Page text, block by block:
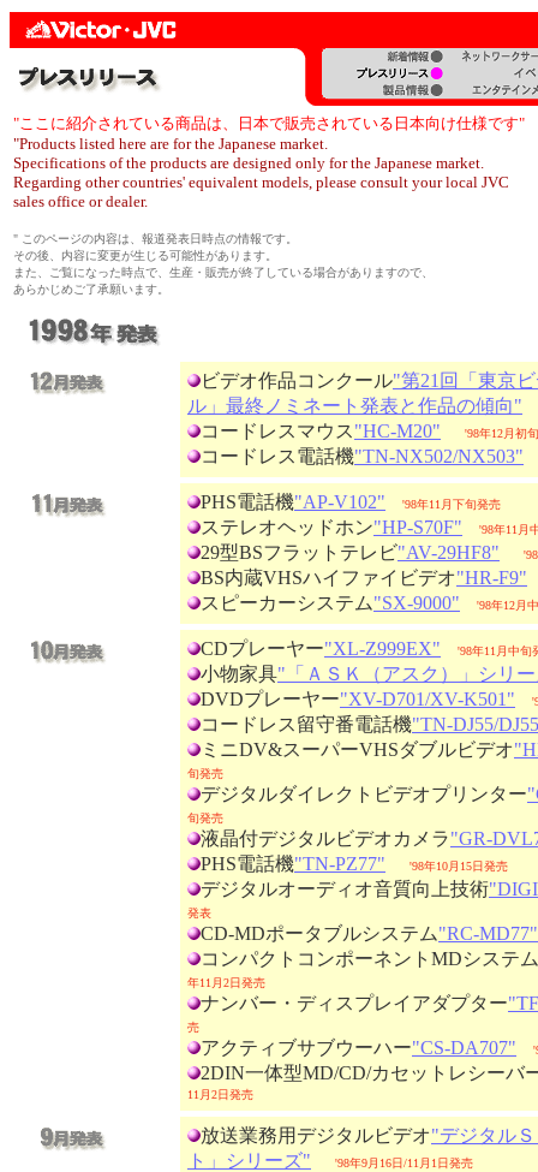
"ここに紹介されている商品は、日本で販売されている日本向け仕様です"
"Products listed here are for the Japanese market.
Specifications of the products are designed only for the Japanese market.
Regarding other countries' equivalent models, please consult your local JVC
sales office or dealer.
" このページの内容は、報道発表日時点の情報です。
その後、内容に変更が生じる可能性があります。
また、ご覧になった時点で、生産・販売が終了している場合がありますので、
あらかじめご了承願います。
ビデオ作品コンクール"第21回「東京
ル」最終ノミネート発表と作品の傾向"
コードレスマウス"HC-M20" '98年12月初
コードレス電話機"TN-NX502/NX503"
PHS電話機"AP-V102" '98年11月下旬発売
ステレオヘッドホン"HP-S70F" '98年11月
29型BSフラットテレビ"AV-29HF8"
BS内蔵VHSハイファイビデオ"HR-F9"
スピーカーシステム"SX-9000" '98年12月
CDプレーヤー"XL-Z999EX" '98年11月中旬
小物家具"「ＡＳＫ（アスク）」シリ
DVDプレーヤー"XV-D701/XV-K501"
コードレス留守番電話機"TN-DJ55/
ミニDV&スーパーVHSダブルビデオ
旬発売
デジタルダイレクトビデオプリンター
旬発売
液晶付デジタルビデオカメラ"GR-
PHS電話機"TN-PZ77" '98年10月15日発売
デジタルオーディオ音質向上技術
発表
CD-MDポータブルシステム"RC-MD77"
コンパクトコンポーネントMDシステム
年11月2日発売
ナンバー・ディスプレイアダプター
売
アクティブサブウーハー"CS-DA707"
2DIN一体型MD/CD/カセットレシーバ
11月2日発売
放送業務用デジタルビデオ"デジタル
ト」シリーズ"
'98年9月16日/11月1日発売